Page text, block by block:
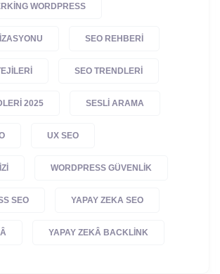
WORDPRESS
SEO REHBERI
SEO TRENDLERI
2025 SESLI ARAMA
UX SEO
WORDPRESS GÜVENLIK
SEO YAPAY ZEKA SEO
YAPAY ZEKÂ BACKLINK